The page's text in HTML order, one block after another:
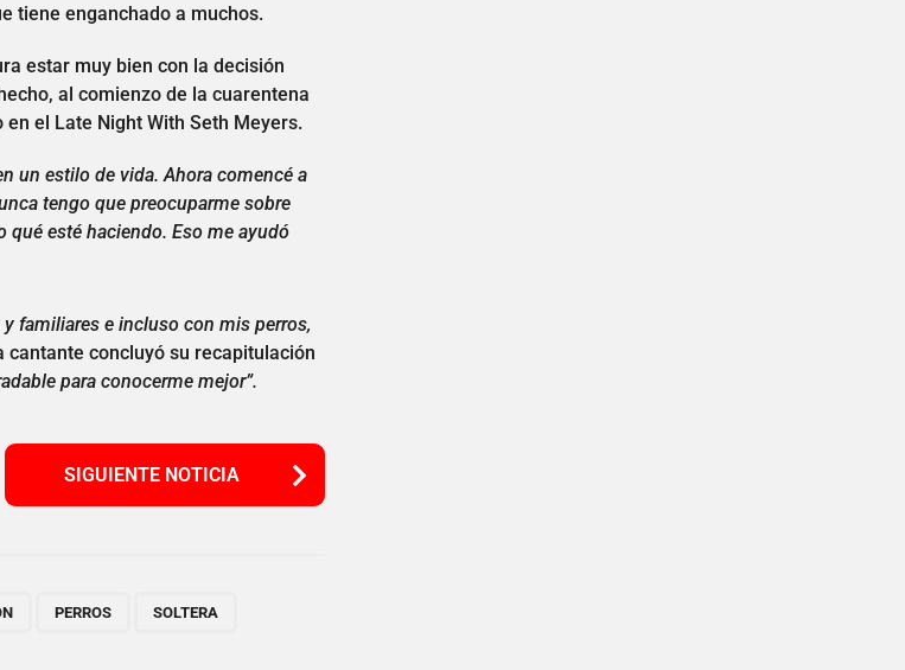
tiene enganchado a muchos.
estar muy bien con la decisión
al comienzo de la cuarentena
el Late Night With Seth Meyers.
un estilo de vida. Ahora comencé a
tengo que preocuparme sobre
esté haciendo. Eso me ayudó
familiares e incluso con mis perros,
cantante concluyó su recapitulación
para conocerme mejor”.
SIGUIENTE NOTICIA
PERROS SOLTERA